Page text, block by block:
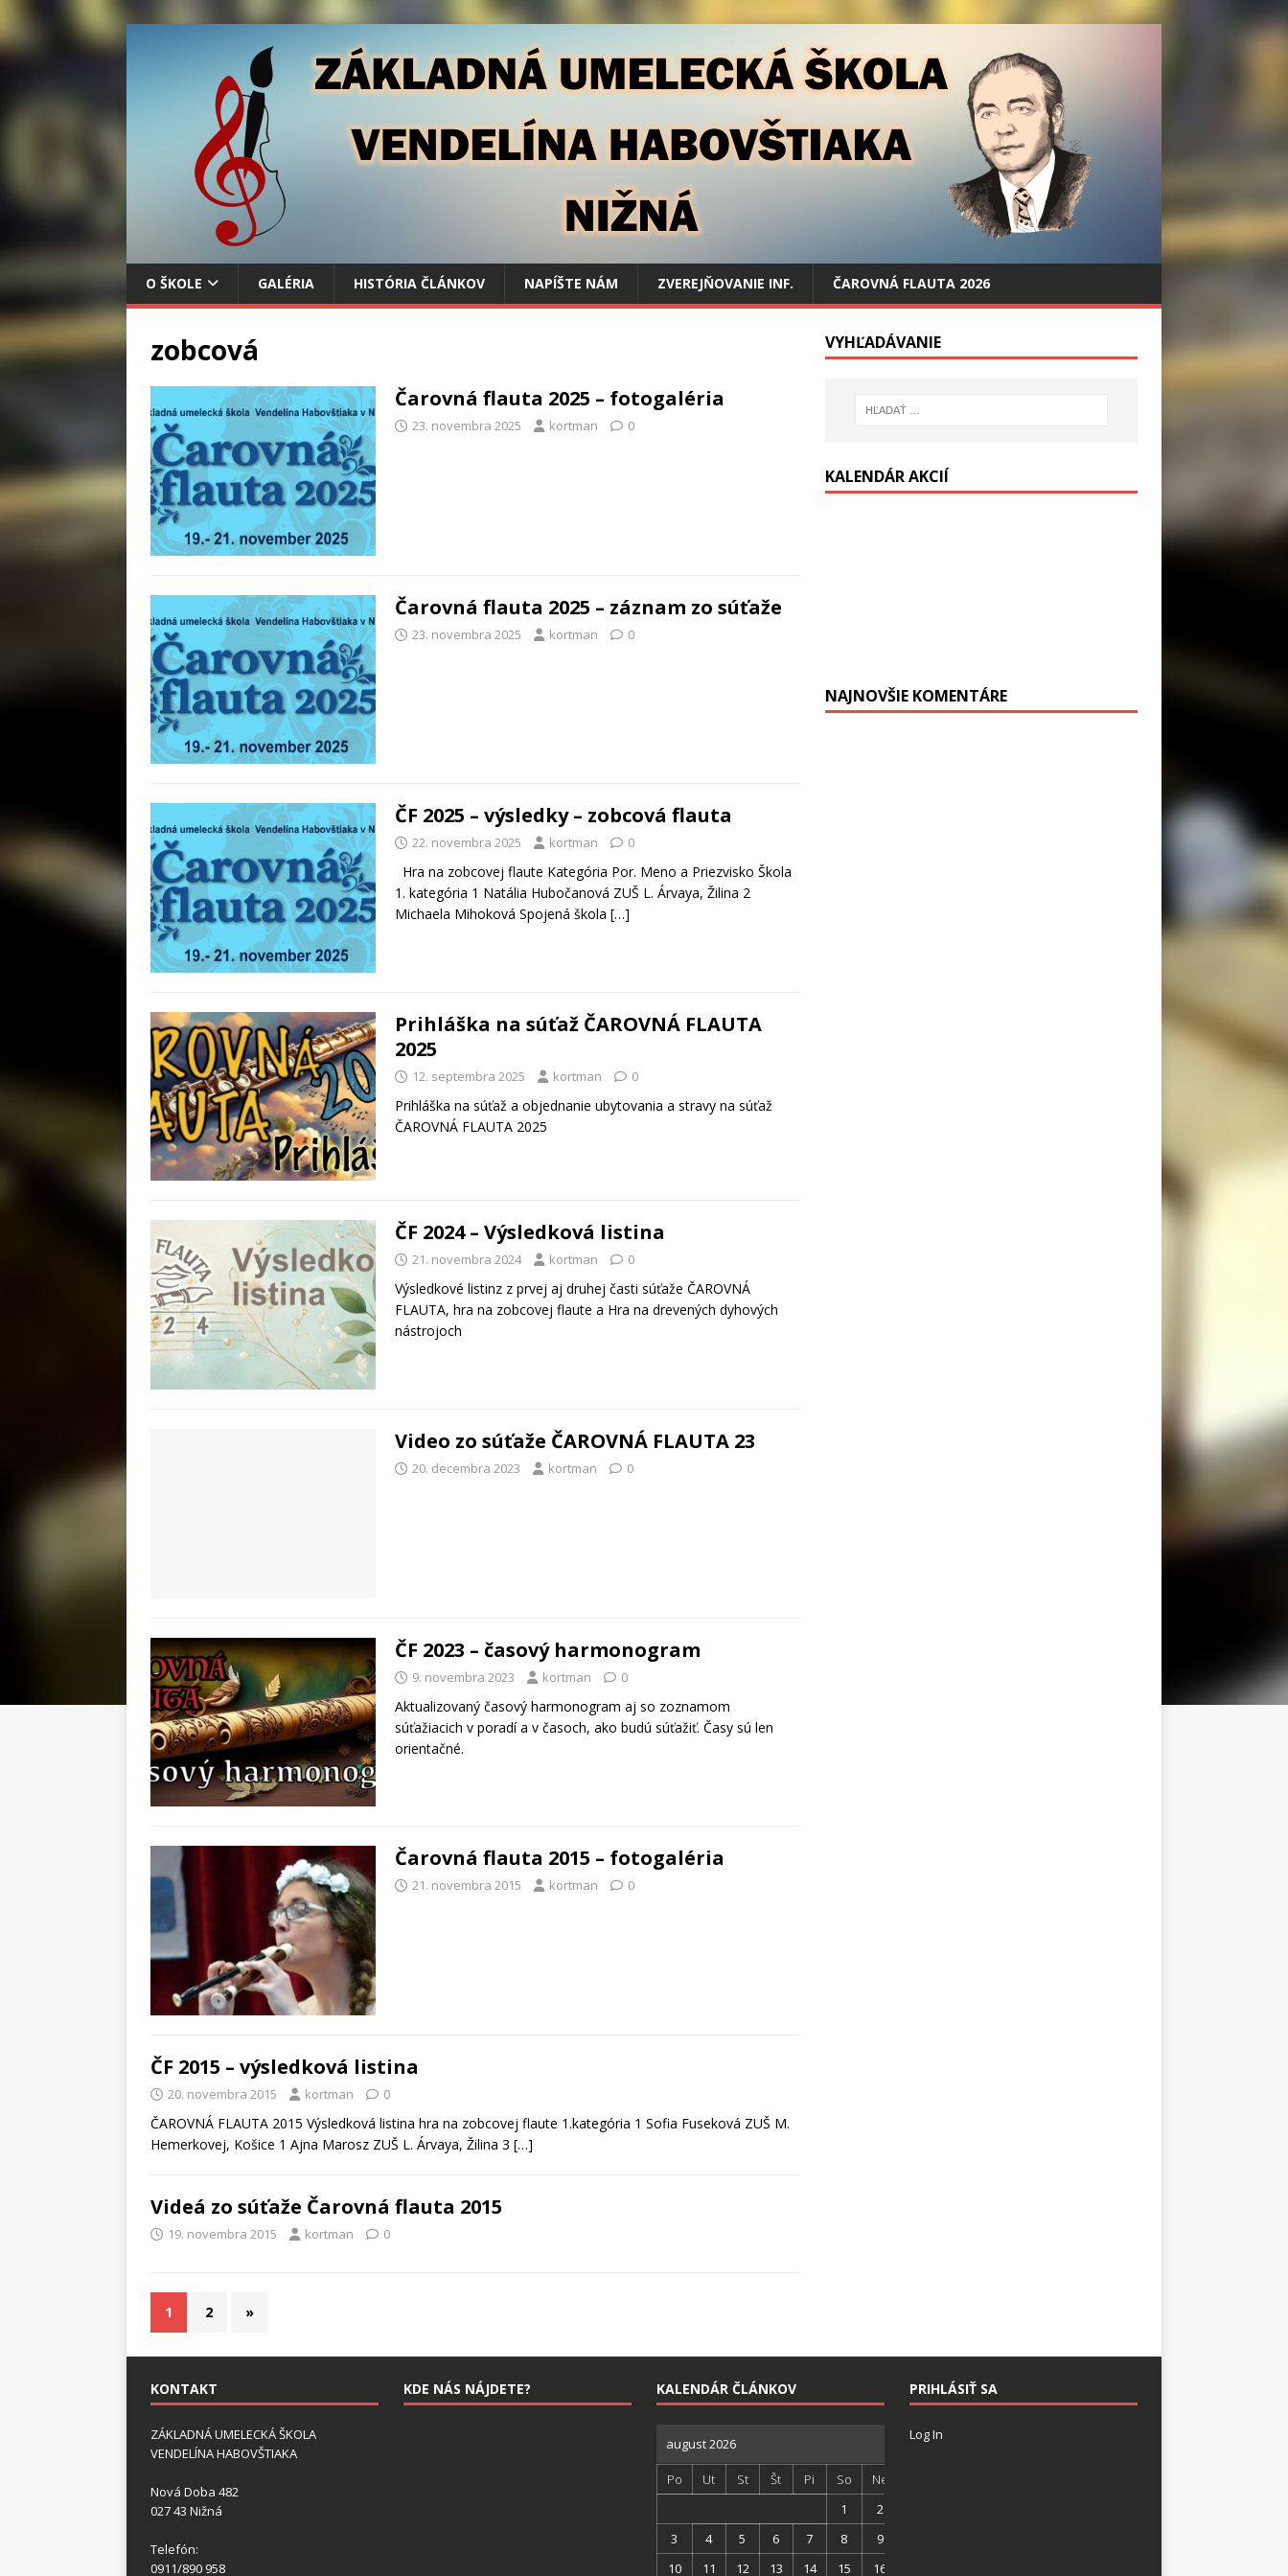
O ŠKOLE GALÉRIA HISTÓRIA ČLÁNKOV NAPÍŠTE NÁM ZVEREJŇOVANIE INF. ČAROVNÁ FLAUTA 2026
zobcová
Čarovná flauta 2025 – fotogaléria
23. novembra 2025 kortman 0
Čarovná flauta 2025 – záznam zo súťaže
23. novembra 2025 kortman 0
ČF 2025 – výsledky – zobcová flauta
22. novembra 2025 kortman 0
Hra na zobcovej flaute Kategória Por. Meno a Priezvisko Škola
1. kategória 1 Natália Hubočanová ZUŠ L. Árvaya, Žilina 2
Michaela Mihoková Spojená škola […]
Prihláška na súťaž ČAROVNÁ FLAUTA
2025
12. septembra 2025 kortman 0
Prihláška na súťaž a objednanie ubytovania a stravy na súťaž
ČAROVNÁ FLAUTA 2025
ČF 2024 – Výsledková listina
21. novembra 2024 kortman 0
Výsledkové listinz z prvej aj druhej časti súťaže ČAROVNÁ
FLAUTA, hra na zobcovej flaute a Hra na drevených dyhových
nástrojoch
Video zo súťaže ČAROVNÁ FLAUTA 23
20. decembra 2023 kortman 0
ČF 2023 – časový harmonogram
9. novembra 2023 kortman 0
Aktualizovaný časový harmonogram aj so zoznamom
súťažiacich v poradí a v časoch, ako budú súťažiť. Časy sú len
orientačné.
Čarovná flauta 2015 – fotogaléria
21. novembra 2015 kortman 0
ČF 2015 – výsledková listina
20. novembra 2015 kortman 0
ČAROVNÁ FLAUTA 2015 Výsledková listina hra na zobcovej flaute 1.kategória 1 Sofia Fuseková ZUŠ M.
Hemerkovej, Košice 1 Ajna Marosz ZUŠ L. Árvaya, Žilina 3 […]
Videá zo súťaže Čarovná flauta 2015
19. novembra 2015 kortman 0
1 2 »
VYHĽADÁVANIE
KALENDÁR AKCIÍ
NAJNOVŠIE KOMENTÁRE
KONTAKT
ZÁKLADNÁ UMELECKÁ ŠKOLA
VENDELÍNA HABOVŠTIAKA
Nová Doba 482
027 43 Nižná
Telefón:
0911/890 958
KDE NÁS NÁJDETE? KALENDÁR ČLÁNKOV
august 2026
Po Ut St Št Pi So
Ne
1
2
3
4 5 6 7 8
9
10
11 12 13 14 15 16
PRIHLÁSIŤ SA
Log In